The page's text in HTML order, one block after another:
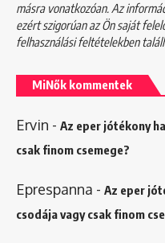
másra vonatkozóan. Az
ezért szigorúan az Ön saját
felhasználási feltételekben
MiNők kommentek
Ervin - Az eper jótékony
csak finom csemege?
Eprespanna - Az eper
csodája vagy csak finom